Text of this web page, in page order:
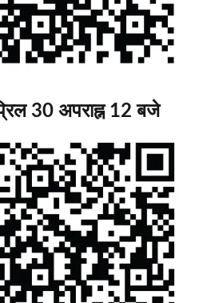
30 अपराह्न 12 बजे